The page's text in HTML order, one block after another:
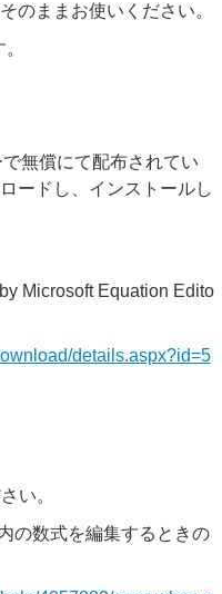
のままお使いください。
無償にて配布されてい
ードし、インストールし
Microsoft Equation Edito
details.aspx?id=5
い。
の数式を編集するときの